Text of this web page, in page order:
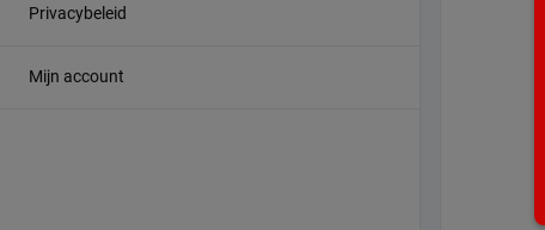
Privacybeleid
Mijn account